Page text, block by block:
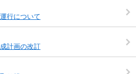
行について
計画の改訂